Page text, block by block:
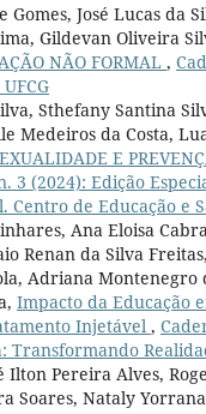
José Lucas da
Gildevan Oliveira
NÃO FORMAL ,
Sthefany Santina
Medeiros da Costa,
E
3 (2024): Edição
de Educação e
Ana Eloisa
Renan da Silva
Adriana
Impacto da Educação
Injetável ,
Transformando
Ilton Pereira Alves,
Nataly